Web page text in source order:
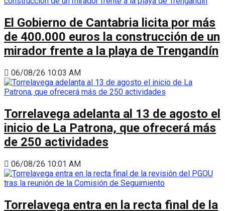
El Gobierno de Cantabria licita por más
de 400.000 euros la construcción de un
mirador frente a la playa de Trengandín
06/08/26 10:03 AM
Torrelavega adelanta al 13 de agosto el
inicio de La Patrona, que ofrecerá más
de 250 actividades
06/08/26 10:01 AM
Torrelavega entra en la recta final de la